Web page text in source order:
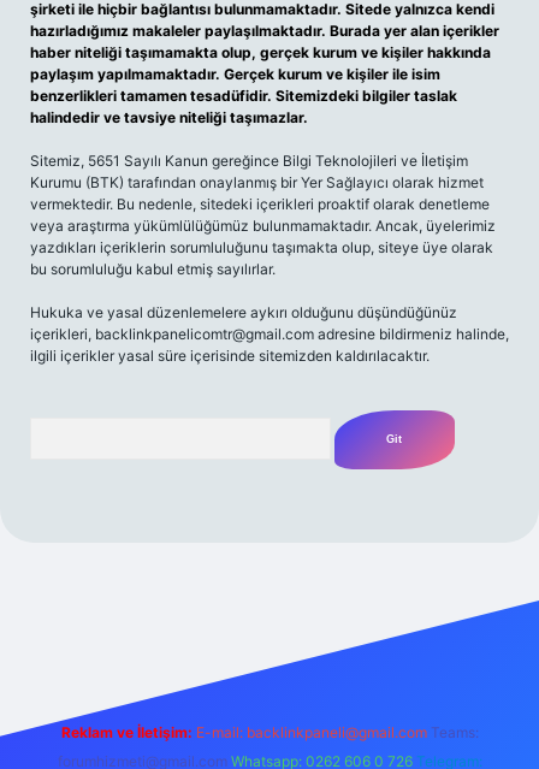
şirketi ile hiçbir bağlantısı bulunmamaktadır. Sitede yalnızca kendi
hazırladığımız makaleler paylaşılmaktadır. Burada yer alan içerikler
haber niteliği taşımamakta olup, gerçek kurum ve kişiler hakkında
paylaşım yapılmamaktadır. Gerçek kurum ve kişiler ile isim
benzerlikleri tamamen tesadüfidir. Sitemizdeki bilgiler taslak
halindedir ve tavsiye niteliği taşımazlar.
Sitemiz, 5651 Sayılı Kanun gereğince Bilgi Teknolojileri ve İletişim
Kurumu (BTK) tarafından onaylanmış bir Yer Sağlayıcı olarak hizmet
vermektedir. Bu nedenle, sitedeki içerikleri proaktif olarak denetleme
veya araştırma yükümlülüğümüz bulunmamaktadır. Ancak, üyelerimiz
yazdıkları içeriklerin sorumluluğunu taşımakta olup, siteye üye olarak
bu sorumluluğu kabul etmiş sayılırlar.
Hukuka ve yasal düzenlemelere aykırı olduğunu düşündüğünüz
içerikleri, backlinkpanelicomtr@gmail.com adresine bildirmeniz halinde,
ilgili içerikler yasal süre içerisinde sitemizden kaldırılacaktır.
m elexbet
Reklam ve İletişim: E-mail: backlinkpaneli@gmail.com Teams:
forumhizmeti@gmail.com Whatsapp: 0262 606 0 726 Telegram: